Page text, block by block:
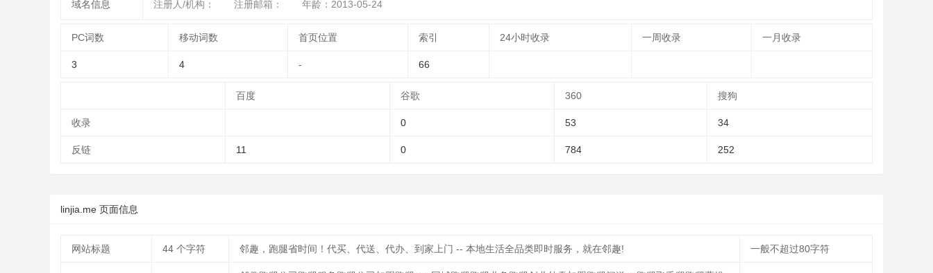
域名信息 注册人/机构： 注册邮箱： 年龄：2013-05-24
PC词数 移动词数 首页位置 索引 24小时收录 一周收录 一月收录
3 4 - 66
百度 谷歌 360 搜狗
收录 0 53 34
反链 11 0 784 252
linjia.me 页面信息
网站标题 44 个字符 邻趣，跑腿省时间！代买、代送、代办、到家上门 -- 本地生活全品类即时服务，就在邻趣! 一般不超过80字符